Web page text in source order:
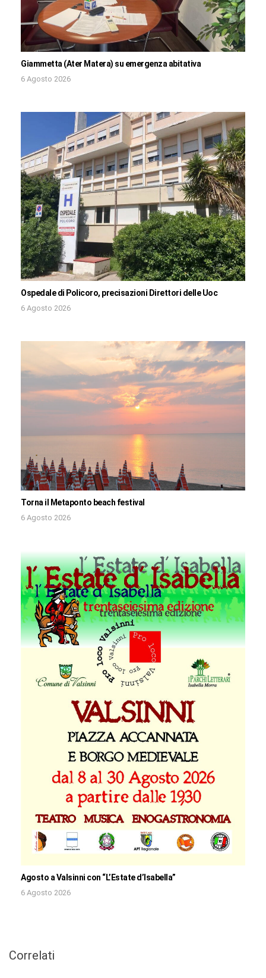
Giammetta (Ater Matera) su emergenza abitativa
6 Agosto 2026
Ospedale di Policoro, precisazioni Direttori delle Uoc
6 Agosto 2026
Torna il Metaponto beach festival
6 Agosto 2026
Agosto a Valsinni con “L’Estate d’Isabella”
6 Agosto 2026
Correlati